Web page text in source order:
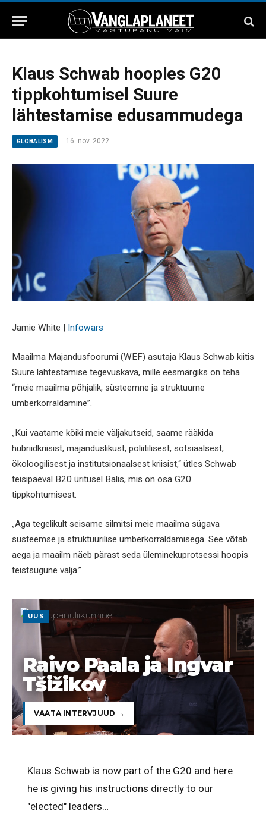
Klaus Schwab hooples G20
tippkohtumisel Suure
lähtestamise edusammudega
GLOBALISM 16. nov. 2022
Jamie White | Infowars
Maailma Majandusfoorumi (WEF) asutaja Klaus Schwab kiitis
Suure lähtestamise tegevuskava, mille eesmärgiks on teha
“meie maailma põhjalik, süsteemne ja struktuurne
ümberkorraldamine”.
„Kui vaatame kõiki meie väljakutseid, saame rääkida
hübriidkriisist, majanduslikust, poliitilisest, sotsiaalsest,
ökoloogilisest ja institutsionaalsest kriisist,“ ütles Schwab
teisipäeval B20 üritusel Balis, mis on osa G20
tippkohtumisest.
„Aga tegelikult seisame silmitsi meie maailma sügava
süsteemse ja struktuurilise ümberkorraldamisega. See võtab
aega ja maailm näeb pärast seda üleminekuprotsessi hoopis
teistsugune välja.”
UUS
Raivo Paala ja Ingvar
Tšižikov
VAATA INTERVJUUD
Klaus Schwab is now part of the G20 and here
he is giving his instructions directly to our
"elected" leaders…